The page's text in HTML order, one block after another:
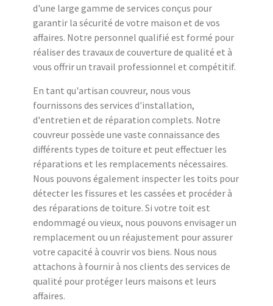
d'une large gamme de services conçus pour
garantir la sécurité de votre maison et de vos
affaires. Notre personnel qualifié est formé pour
réaliser des travaux de couverture de qualité et à
vous offrir un travail professionnel et compétitif.
En tant qu'artisan couvreur, nous vous
fournissons des services d'installation,
d'entretien et de réparation complets. Notre
couvreur possède une vaste connaissance des
différents types de toiture et peut effectuer les
réparations et les remplacements nécessaires.
Nous pouvons également inspecter les toits pour
détecter les fissures et les cassées et procéder à
des réparations de toiture. Si votre toit est
endommagé ou vieux, nous pouvons envisager un
remplacement ou un réajustement pour assurer
votre capacité à couvrir vos biens. Nous nous
attachons à fournir à nos clients des services de
qualité pour protéger leurs maisons et leurs
affaires.